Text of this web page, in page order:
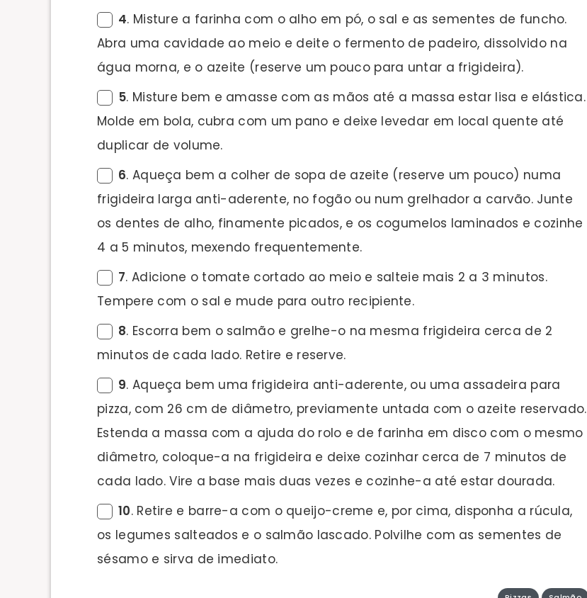
4. Misture a farinha com o alho em pó, o sal e as sementes de funcho.
Abra uma cavidade ao meio e deite o fermento de padeiro, dissolvido na
água morna, e o azeite (reserve um pouco para untar a frigideira).
5. Misture bem e amasse com as mãos até a massa estar lisa e elástica.
Molde em bola, cubra com um pano e deixe levedar em local quente até
duplicar de volume.
6. Aqueça bem a colher de sopa de azeite (reserve um pouco) numa
frigideira larga anti-aderente, no fogão ou num grelhador a carvão. Junte
os dentes de alho, finamente picados, e os cogumelos laminados e cozinhe
4 a 5 minutos, mexendo frequentemente.
7. Adicione o tomate cortado ao meio e salteie mais 2 a 3 minutos.
Tempere com o sal e mude para outro recipiente.
8. Escorra bem o salmão e grelhe-o na mesma frigideira cerca de 2
minutos de cada lado. Retire e reserve.
9. Aqueça bem uma frigideira anti-aderente, ou uma assadeira para
pizza, com 26 cm de diâmetro, previamente untada com o azeite reservado.
Estenda a massa com a ajuda do rolo e de farinha em disco com o mesmo
diâmetro, coloque-a na frigideira e deixe cozinhar cerca de 7 minutos de
cada lado. Vire a base mais duas vezes e cozinhe-a até estar dourada.
10. Retire e barre-a com o queijo-creme e, por cima, disponha a rúcula,
os legumes salteados e o salmão lascado. Polvilhe com as sementes de
sésamo e sirva de imediato.